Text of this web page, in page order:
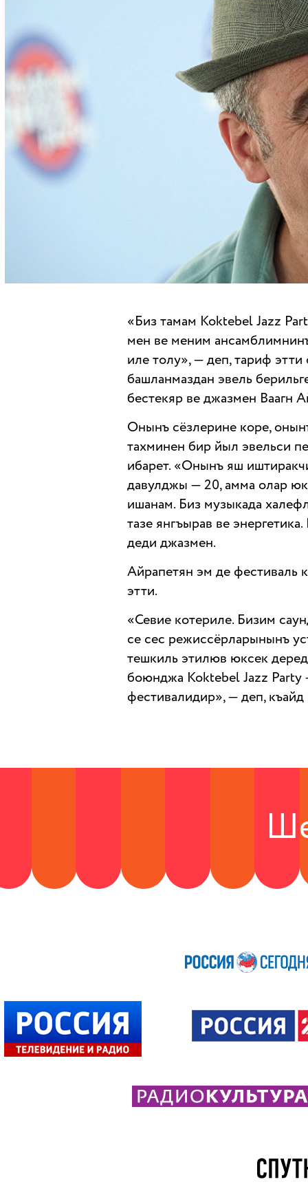
«Биз тамам Koktebel Jazz
мен ве меним
иле толу», — деп, тариф
башланмаздан эвель
бестекяр ве джазмен Ваагн
Онынъ сёзлерине коре,
тахминен бир йыл эвельси
ибарет. «Онынъ яш
давулджы — 20, амма олар
ишанам. Биз музыкада
тазе янгъырав ве
деди джазмен.
Айрапетян эм де фестиваль
этти.
«Севие котериле. Бизим
се сес режиссёрларынынъ
тешкиль этилюв юксек
боюнджа Koktebel Jazz Party
фестивалидир», — деп, къайд